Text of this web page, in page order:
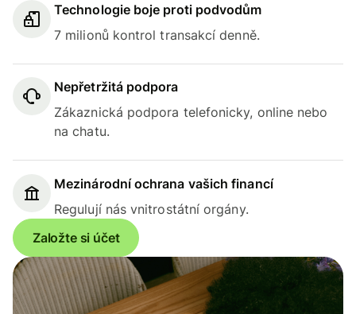
Technologie boje proti podvodům
7 milionů kontrol transakcí denně.
Nepřetržitá podpora
Zákaznická podpora telefonicky, online nebo
na chatu.
Mezinárodní ochrana vašich financí
Regulují nás vnitrostátní orgány.
Založte si účet